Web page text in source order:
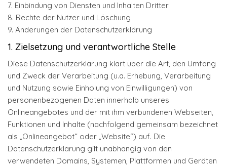
7. Einbindung von Diensten und Inhalten Dritter
8. Rechte der Nutzer und Löschung
9. Änderungen der Datenschutzerklärung
1. Zielsetzung und verantwortliche Stelle
Diese Datenschutzerklärung klärt über die Art, den Umfang
und Zweck der Verarbeitung (u.a. Erhebung, Verarbeitung
und Nutzung sowie Einholung von Einwilligungen) von
personenbezogenen Daten innerhalb unseres
Onlineangebotes und der mit ihm verbundenen Webseiten,
Funktionen und Inhalte (nachfolgend gemeinsam bezeichnet
als „Onlineangebot“ oder „Website“) auf. Die
Datenschutzerklärung gilt unabhängig von den
verwendeten Domains, Systemen, Plattformen und Geräten